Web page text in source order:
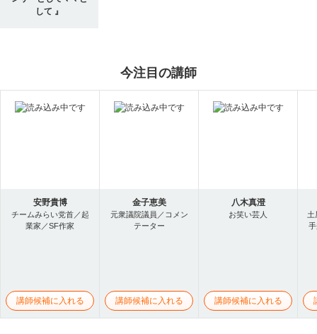
して 』
今注目の講師
安野貴博
チームみらい党首／起
業家／SF作家
講師候補に入れる
金子恵美
元衆議院議員／コメン
テーター
講師候補に入れる
八木真澄
お笑い芸人
講師候補に入れる
土